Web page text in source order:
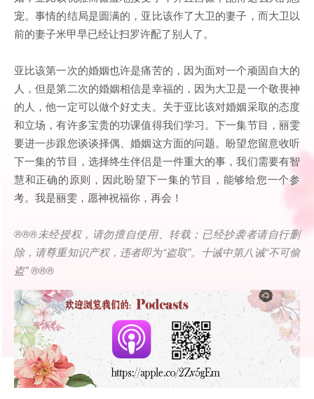
宠。事情的结局是圆满的，亚比该作了大卫的妻子，而大卫以
前的妻子米甲早已经让扫罗许配了别人了。
亚比该第一次的婚姻也许是痛苦的，因为面对一个顽固自大的
人，但是第二次的婚姻相信是幸福的，因为大卫是一个敬畏神
的人，他一定可以做个好丈夫。关于亚比该对婚姻采取的态度
和立场，有许多宝贵的功课值得我们学习。下一集节目，丽雯
要进一步跟您谈谈择偶、婚姻这方面的问题。盼望您留意收听
下一集的节目，选择终生伴侣是一件重大的事，我们需要有智
慧和正确的原则，因此盼望下一集的节目，能够给您一个参
考。我是丽雯，愿神祝福你，再会！
®®®未经授权，请勿擅自使用、转载；已经抄袭者请自行删
除，请尊重知识产权，违者即为“盗取”。十诫中第八诫“不可偷
盗” ®®®